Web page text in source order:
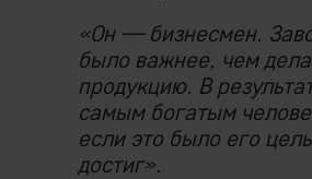
«Он — бизнесмен.
было важнее, чем
продукцию. В
самым богатым
если это было его
достиг».